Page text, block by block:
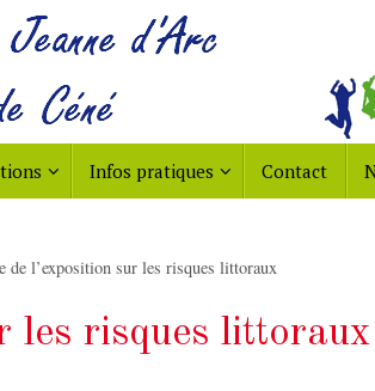
Infos pratiques Contact
de l’exposition sur les risques littoraux
les risques littoraux